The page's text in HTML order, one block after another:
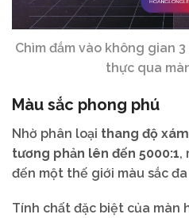
Chìm đắm vào không gian
thực qua
Màu sắc phong phú
Nhờ phân loại thang độ
tương phản lên đến 5000:1,
đến một thế giới màu sắc
Tính chất đặc biệt của màn